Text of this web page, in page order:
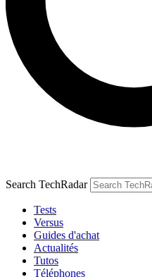
Search TechRadar
Tests
Versus
Guides d'achat
Actualités
Tutos
Téléphones